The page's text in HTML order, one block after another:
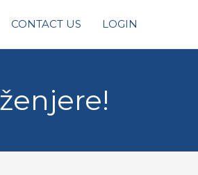
CONTACT US LOGIN